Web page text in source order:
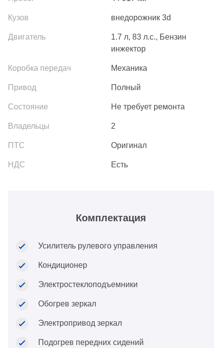
внедорожник 3d
1.7 л, 83 л.с., Бензин
инжектор
Механика
Полный
Не требует ремонта
2
Оригинал
Есть
Комплектация
Усилитель рулевого управления
Кондиционер
Электростеклоподъемники
Обогрев зеркал
Электропривод зеркал
Подогрев передних сидений